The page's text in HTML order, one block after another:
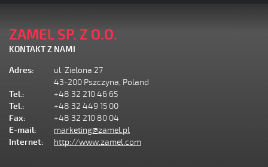
ZAMEL SP. Z O.O.
KONTAKT Z NAMI
Adres:
ul. Zielona 27
43-200 Pszczyna, Poland
Tel.:
+48 32 210 46 65
Tel.:
+48 32 449 15 00
Fax:
+48 32 210 80 04
E-mail:
marketing@zamel.pl
Internet:
http://www.zamel.com